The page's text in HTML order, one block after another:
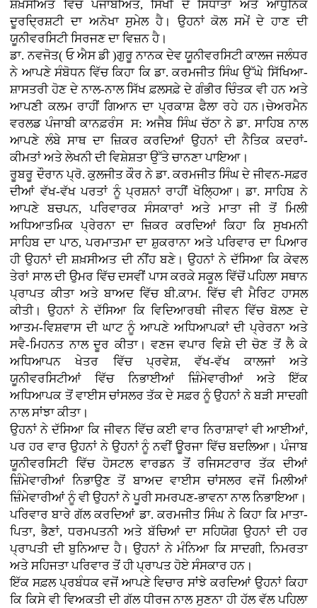
ਸ਼ਖ਼ਸੀਅਤ ਵਿੱਚ ਪੰਜਾਬੀਅਤ, ਸਿੱਖੀ ਦੇ ਸਿਧਾਂਤਾਂ ਅਤੇ ਆਧੁਨਿਕ
ਦੂਰਦ੍ਰਿਸ਼ਟੀ ਦਾ ਅਨੋਖਾ ਸੁਮੇਲ ਹੈ। ਉਹਨਾਂ ਕੋਲ ਸਮੇਂ ਦੇ ਹਾਣ ਦੀ
ਯੂਨੀਵਰਸਿਟੀ ਸਿਰਜਣ ਦਾ ਵਿਜ਼ਨ ਹੈ।
ਡਾ. ਨਵਜੋਤ( ਓ ਐਸ ਡੀ )ਗੁਰੂ ਨਾਨਕ ਦੇਵ ਯੂਨੀਵਰਸਿਟੀ ਕਾਲਜ ਜਲੰਧਰ
ਨੇ ਆਪਣੇ ਸੰਬੋਧਨ ਵਿੱਚ ਕਿਹਾ ਕਿ ਡਾ. ਕਰਮਜੀਤ ਸਿੰਘ ਉੱਘੇ ਸਿੱਖਿਆ-
ਸ਼ਾਸਤਰੀ ਹੋਣ ਦੇ ਨਾਲ-ਨਾਲ ਸਿੱਖ ਫ਼ਲਸਫ਼ੇ ਦੇ ਗੰਭੀਰ ਚਿੰਤਕ ਵੀ ਹਨ ਅਤੇ
ਆਪਣੀ ਕਲਮ ਰਾਹੀਂ ਗਿਆਨ ਦਾ ਪ੍ਰਕਾਸ਼ ਫੈਲਾ ਰਹੇ ਹਨ।ਚੇਅਰਮੈਨ
ਵਰਲਡ ਪੰਜਾਬੀ ਕਾਨਫ਼ਰੰਸ ਸ: ਅਜੈਬ ਸਿੰਘ ਚੱਠਾ ਨੇ ਡਾ. ਸਾਹਿਬ ਨਾਲ
ਆਪਣੇ ਲੰਬੇ ਸਾਥ ਦਾ ਜ਼ਿਕਰ ਕਰਦਿਆਂ ਉਹਨਾਂ ਦੀ ਨੈਤਿਕ ਕਦਰਾਂ-
ਕੀਮਤਾਂ ਅਤੇ ਲੇਖਨੀ ਦੀ ਵਿਸ਼ੇਸ਼ਤਾ ਉੱਤੇ ਚਾਨਣਾ ਪਾਇਆ।
ਰੂਬਰੂ ਦੌਰਾਨ ਪ੍ਰੋ. ਕੁਲਜੀਤ ਕੌਰ ਨੇ ਡਾ. ਕਰਮਜੀਤ ਸਿੰਘ ਦੇ ਜੀਵਨ-ਸਫ਼ਰ
ਦੀਆਂ ਵੱਖ-ਵੱਖ ਪਰਤਾਂ ਨੂੰ ਪ੍ਰਸ਼ਨਾਂ ਰਾਹੀਂ ਖੋਲ੍ਹਿਆ। ਡਾ. ਸਾਹਿਬ ਨੇ
ਆਪਣੇ ਬਚਪਨ, ਪਰਿਵਾਰਕ ਸੰਸਕਾਰਾਂ ਅਤੇ ਮਾਤਾ ਜੀ ਤੋਂ ਮਿਲੀ
ਅਧਿਆਤਮਿਕ ਪ੍ਰੇਰਨਾ ਦਾ ਜ਼ਿਕਰ ਕਰਦਿਆਂ ਕਿਹਾ ਕਿ ਸੁਖਮਨੀ
ਸਾਹਿਬ ਦਾ ਪਾਠ, ਪਰਮਾਤਮਾ ਦਾ ਸ਼ੁਕਰਾਨਾ ਅਤੇ ਪਰਿਵਾਰ ਦਾ ਪਿਆਰ
ਹੀ ਉਹਨਾਂ ਦੀ ਸ਼ਖ਼ਸੀਅਤ ਦੀ ਨੀਂਹ ਬਣੇ। ਉਹਨਾਂ ਨੇ ਦੱਸਿਆ ਕਿ ਕੇਵਲ
ਤੇਰਾਂ ਸਾਲ ਦੀ ਉਮਰ ਵਿੱਚ ਦਸਵੀਂ ਪਾਸ ਕਰਕੇ ਸਕੂਲ ਵਿੱਚੋਂ ਪਹਿਲਾ ਸਥਾਨ
ਪ੍ਰਾਪਤ ਕੀਤਾ ਅਤੇ ਬਾਅਦ ਵਿੱਚ ਬੀ.ਕਾਮ. ਵਿੱਚ ਵੀ ਮੈਰਿਟ ਹਾਸਲ
ਕੀਤੀ। ਉਹਨਾਂ ਨੇ ਦੱਸਿਆ ਕਿ ਵਿਦਿਆਰਥੀ ਜੀਵਨ ਵਿੱਚ ਬੋਲਣ ਦੇ
ਆਤਮ-ਵਿਸ਼ਵਾਸ ਦੀ ਘਾਟ ਨੂੰ ਆਪਣੇ ਅਧਿਆਪਕਾਂ ਦੀ ਪ੍ਰੇਰਨਾ ਅਤੇ
ਸਵੈ-ਮਿਹਨਤ ਨਾਲ ਦੂਰ ਕੀਤਾ। ਵਣਜ ਵਪਾਰ ਵਿਸ਼ੇ ਦੀ ਚੋਣ ਤੋਂ ਲੈ ਕੇ
ਅਧਿਆਪਨ ਖੇਤਰ ਵਿੱਚ ਪ੍ਰਵੇਸ਼, ਵੱਖ-ਵੱਖ ਕਾਲਜਾਂ ਅਤੇ
ਯੂਨੀਵਰਸਿਟੀਆਂ ਵਿੱਚ ਨਿਭਾਈਆਂ ਜ਼ਿੰਮੇਵਾਰੀਆਂ ਅਤੇ ਇੱਕ
ਅਧਿਆਪਕ ਤੋਂ ਵਾਈਸ ਚਾਂਸਲਰ ਤੱਕ ਦੇ ਸਫ਼ਰ ਨੂੰ ਉਹਨਾਂ ਨੇ ਬੜੀ ਸਾਦਗੀ
ਨਾਲ ਸਾਂਝਾ ਕੀਤਾ।
ਉਹਨਾਂ ਨੇ ਦੱਸਿਆ ਕਿ ਜੀਵਨ ਵਿੱਚ ਕਈ ਵਾਰ ਨਿਰਾਸ਼ਾਵਾਂ ਵੀ ਆਈਆਂ,
ਪਰ ਹਰ ਵਾਰ ਉਹਨਾਂ ਨੇ ਉਹਨਾਂ ਨੂੰ ਨਵੀਂ ਊਰਜਾ ਵਿੱਚ ਬਦਲਿਆ। ਪੰਜਾਬ
ਯੂਨੀਵਰਸਿਟੀ ਵਿੱਚ ਹੋਸਟਲ ਵਾਰਡਨ ਤੋਂ ਰਜਿਸਟਰਾਰ ਤੱਕ ਦੀਆਂ
ਜ਼ਿੰਮੇਵਾਰੀਆਂ ਨਿਭਾਉਣ ਤੋਂ ਬਾਅਦ ਵਾਈਸ ਚਾਂਸਲਰ ਵਜੋਂ ਮਿਲੀਆਂ
ਜ਼ਿੰਮੇਵਾਰੀਆਂ ਨੂੰ ਵੀ ਉਹਨਾਂ ਨੇ ਪੂਰੀ ਸਮਰਪਣ-ਭਾਵਨਾ ਨਾਲ ਨਿਭਾਇਆ।
ਪਰਿਵਾਰ ਬਾਰੇ ਗੱਲ ਕਰਦਿਆਂ ਡਾ. ਕਰਮਜੀਤ ਸਿੰਘ ਨੇ ਕਿਹਾ ਕਿ ਮਾਤਾ-
ਪਿਤਾ, ਭੈਣਾਂ, ਧਰਮਪਤਨੀ ਅਤੇ ਬੱਚਿਆਂ ਦਾ ਸਹਿਯੋਗ ਉਹਨਾਂ ਦੀ ਹਰ
ਪ੍ਰਾਪਤੀ ਦੀ ਬੁਨਿਆਦ ਹੈ। ਉਹਨਾਂ ਨੇ ਮੰਨਿਆ ਕਿ ਸਾਦਗੀ, ਨਿਮਰਤਾ
ਅਤੇ ਸਹਿਜਤਾ ਪਰਿਵਾਰ ਤੋਂ ਹੀ ਪ੍ਰਾਪਤ ਹੋਏ ਸੰਸਕਾਰ ਹਨ।
ਇੱਕ ਸਫ਼ਲ ਪ੍ਰਬੰਧਕ ਵਜੋਂ ਆਪਣੇ ਵਿਚਾਰ ਸਾਂਝੇ ਕਰਦਿਆਂ ਉਹਨਾਂ ਕਿਹਾ
ਕਿ ਕਿਸੇ ਵੀ ਵਿਅਕਤੀ ਦੀ ਗੱਲ ਧੀਰਜ ਨਾਲ ਸੁਣਨਾ ਹੀ ਹੱਲ ਵੱਲ ਪਹਿਲਾ